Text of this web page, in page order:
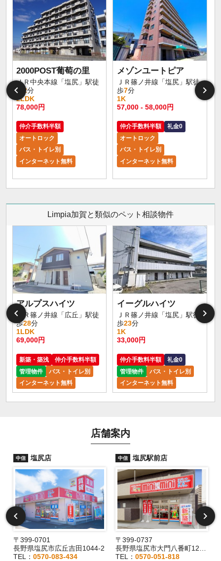
2000POST葡萄の里
ＪＲ中央本線「塩尻」駅徒
歩
2分
2LDK
78,000円
仲介手数料半額
オートロック
バス・トイレ別
インターネット無料
メゾンユートピア
ＪＲ篠ノ井線「塩尻」駅徒
歩7分
1K
57,000 - 58,000円
仲介手数料半額
礼金0
オートロック
バス・トイレ別
インターネット無料
Limpia加賀と類似のペット相談物件
アルプスハイツ
ＪＲ篠ノ井線「広丘」駅徒
歩28分
1LDK
69,000円
新築・築浅
仲介手数料半額
管理物件
バス・トイレ別
インターネット無料
イーグルハイツ
ＪＲ篠ノ井線「塩尻」駅徒
歩23分
1K
33,000円
仲介手数料半額
礼金0
管理物件
バス・トイレ別
インターネット無料
店舗案内
中信 塩尻店
〒399-0701
長野県塩尻市広丘吉田1044-2
TEL： 0570-083-434
中信 塩尻駅前店
〒399-0737
長野県塩尻市大門八番町12-29
TEL： 0570-051-818